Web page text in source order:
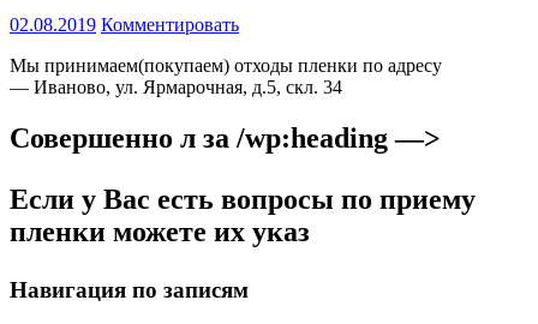
02.08.2019 Комментировать
Мы принимаем(покупаем) отходы пленки по адресу
— Иваново, ул. Ярмарочная, д.5, скл. 34
Совершенно л за /wp:heading —>
Если у Вас есть вопросы по приему
пленки можете их указ
Навигация по записям